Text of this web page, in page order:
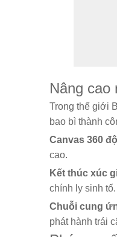
Nâng cao
Trong thế giới
bao bì thành
Canvas 360
cao.
Kết thúc xúc
chính ly sinh tố.
Chuỗi cung
phát hành trái